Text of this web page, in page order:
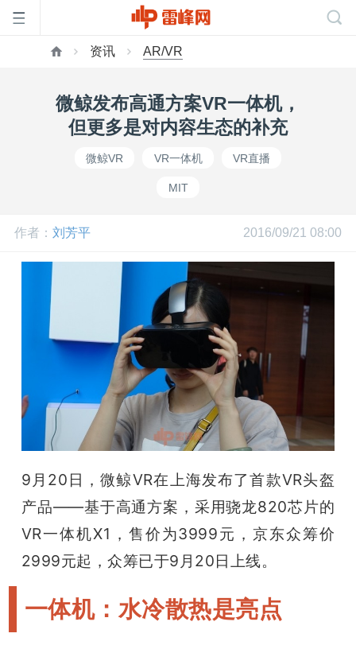
网
公
课
活
心
资讯 AR/VR
微鲸发布高通方案VR一体机，
但更多是对内容生态的补充
微鲸VR VR一体机 VR直播
MIT
作者： 刘芳平 2016/09/21 08:00
9月20日，微鲸VR在上海发布了首款VR头盔
产品——基于高通方案，采用骁龙820芯片的
VR一体机X1，售价为3999元，京东众筹价
2999元起，众筹已于9月20日上线。
一体机：水冷散热是亮点